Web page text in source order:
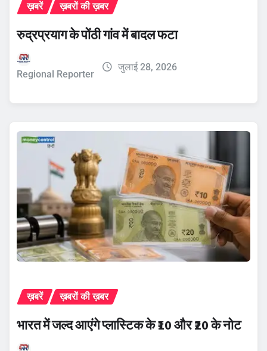
ख़बरें ख़बरों की ख़बर
रुद्रप्रयाग के पोंठी गांव में बादल फटा
Regional Reporter
जुलाई 28, 2026
ख़बरें ख़बरों की ख़बर
भारत में जल्द आएंगे प्लास्टिक के ₹10 और ₹20 के नोट